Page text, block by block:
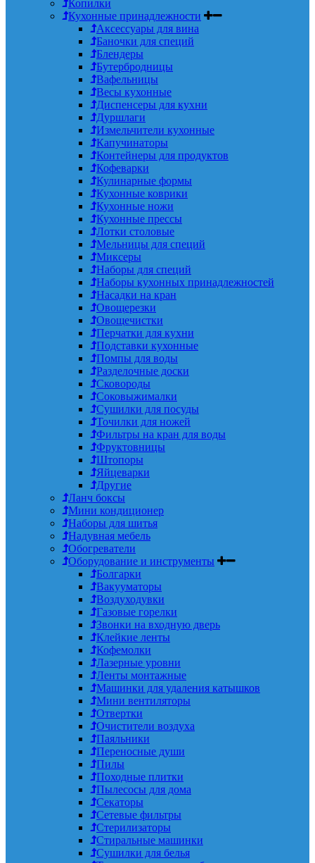
Копилки
Кухонные принадлежности
Аксессуары для вина
Баночки для специй
Блендеры
Бутербродницы
Вафельницы
Весы кухонные
Диспенсеры для кухни
Дуршлаги
Измельчители кухонные
Капучинаторы
Контейнеры для продуктов
Кофеварки
Кулинарные формы
Кухонные коврики
Кухонные ножи
Кухонные прессы
Лотки столовые
Мельницы для специй
Миксеры
Наборы для специй
Наборы кухонных принадлежностей
Насадки на кран
Овощерезки
Овощечистки
Перчатки для кухни
Подставки кухонные
Помпы для воды
Разделочные доски
Сковороды
Соковыжималки
Сушилки для посуды
Точилки для ножей
Фильтры на кран для воды
Фруктовницы
Штопоры
Яйцеварки
Другие
Ланч боксы
Мини кондиционер
Наборы для шитья
Надувная мебель
Обогреватели
Оборудование и инструменты
Болгарки
Вакууматоры
Воздуходувки
Газовые горелки
Звонки на входную дверь
Клейкие ленты
Кофемолки
Лазерные уровни
Ленты монтажные
Машинки для удаления катышков
Мини вентиляторы
Отвертки
Очистители воздуха
Паяльники
Переносные души
Пилы
Походные плитки
Пылесосы для дома
Секаторы
Сетевые фильтры
Стерилизаторы
Стиральные машинки
Сушилки для белья